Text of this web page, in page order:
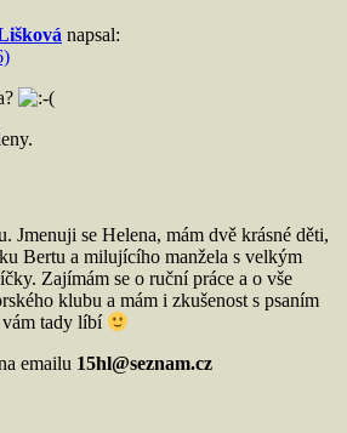
napsal:
Jmenuji se Helena, mám dvě krásné děti,
Bertu a milujícího manžela s velkým
Zajímám se o ruční práce a o vše
klubu a mám i zkušenost s psaním
tady líbí
emailu 15hl@seznam.cz